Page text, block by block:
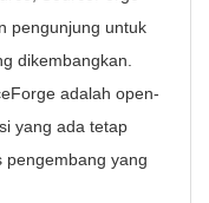
pengunjung untuk
dikembangkan.
adalah open-
yang ada tetap
pengembang yang